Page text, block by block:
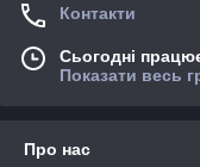
Контакти
Сьогодні
Показати весь
Про нас